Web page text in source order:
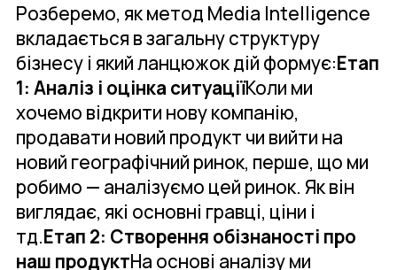
Розберемо, як метод Media Intelligence
вкладається в загальну структуру
бізнесу і який ланцюжок дій формує:Етап
1: Аналіз і оцінка ситуаціїКоли ми
хочемо відкрити нову компанію,
продавати новий продукт чи вийти на
новий географічний ринок, перше, що ми
робимо — аналізуємо цей ринок. Як він
виглядає, які основні гравці, ціни і
тд.Етап 2: Створення обізнаності про
наш продуктНа основі аналізу ми